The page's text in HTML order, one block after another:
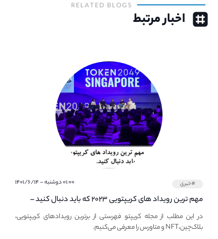
RELATED BLOGS
اخبار مرتبط
#خبری ۰۱:۰۰ دوشنبه - ۱۴۰۱/۶/۱۴
مهم ترین رویداد های کریپتویی ۲۰۲۳ که باید دنبال کنید –
معرفی بهترین رویداد های جهانی
در این مطلب از مجله کریپتو فهرستی از برترین رویدادهای کریپتویی،
بلاک‌چین،NFT و متاورس را معرفی می‌کنیم.